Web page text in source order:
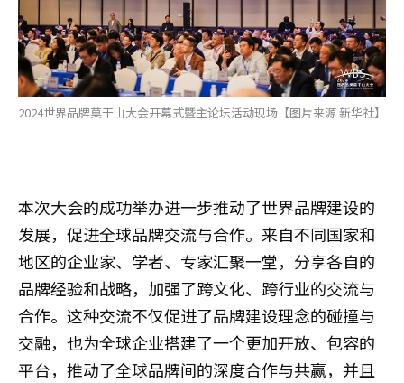
2024世界品牌莫干山大会开幕式暨主论坛活动现场【图片来源 新华社】
本次大会的成功举办进一步推动了世界品牌建设的
发展，促进全球品牌交流与合作。来自不同国家和
地区的企业家、学者、专家汇聚一堂，分享各自的
品牌经验和战略，加强了跨文化、跨行业的交流与
合作。这种交流不仅促进了品牌建设理念的碰撞与
交融，也为全球企业搭建了一个更加开放、包容的
平台，推动了全球品牌间的深度合作与共赢，并且